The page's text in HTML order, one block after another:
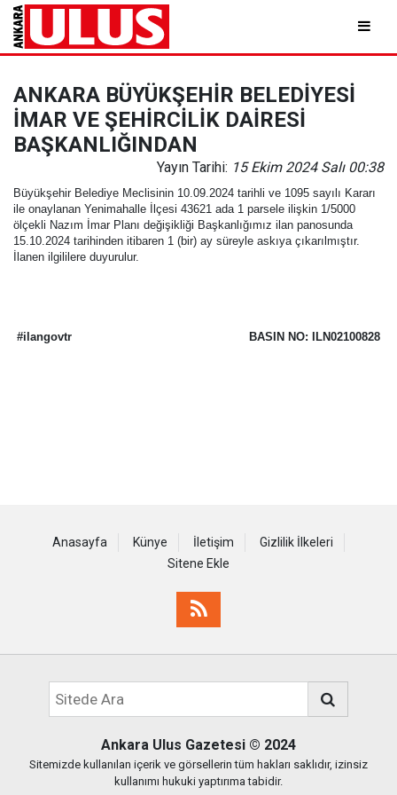
ANKARA BÜYÜKŞEHİR BELEDİYESİ
İMAR VE ŞEHİRCİLİK DAİRESİ
BAŞKANLIĞINDAN
Yayın Tarihi: 15 Ekim 2024 Salı 00:38
Büyükşehir Belediye Meclisinin 10.09.2024 tarihli ve 1095 sayılı Kararı
ile onaylanan Yenimahalle İlçesi 43621 ada 1 parsele ilişkin 1/5000
ölçekli Nazım İmar Planı değişikliği Başkanlığımız ilan panosunda
15.10.2024 tarihinden itibaren 1 (bir) ay süreyle askıya çıkarılmıştır.
İlanen ilgililere duyurulur.
#ilangovtr BASIN NO: ILN02100828
Anasayfa Künye İletişim
Gizlilik İlkeleri
Sitene Ekle
Ankara Ulus Gazetesi © 2024
Sitemizde kullanılan içerik ve görsellerin tüm hakları saklıdır, izinsiz
kullanımı hukuki yaptırıma tabidir.